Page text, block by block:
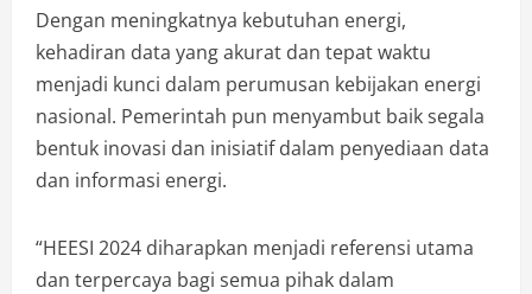
Dengan meningkatnya kebutuhan energi,
kehadiran data yang akurat dan tepat waktu
menjadi kunci dalam perumusan kebijakan energi
nasional. Pemerintah pun menyambut baik segala
bentuk inovasi dan inisiatif dalam penyediaan data
dan informasi energi.
“HEESI 2024 diharapkan menjadi referensi utama
dan terpercaya bagi semua pihak dalam